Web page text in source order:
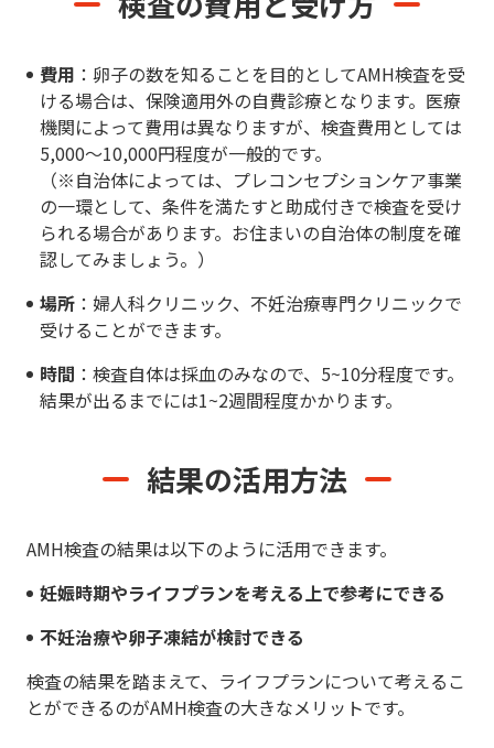
費用 ：卵子の数を知ることを目的としてAMH検査を受
ける場合は、保険適用外の自費診療となります。医療
機関によって費用は異なりますが、検査費用としては
5,000〜10,000円程度が一般的です。
（※自治体によっては、プレコンセプションケア事業
の一環として、条件を満たすと助成付きで検査を受け
られる場合があります。お住まいの自治体の制度を確
認してみましょう。）
場所 ：婦人科クリニック、不妊治療専門クリニックで
受けることができます。
時間 ：検査自体は採血のみなので、5~10分程度です。
結果が出るまでには1~2週間程度かかります。
結果の活用方法
AMH検査の結果は以下のように活用できます。
妊娠時期やライフプランを考える上で参考にできる
不妊治療や卵子凍結が検討できる
検査の結果を踏まえて、ライフプランについて考えるこ
とができるのがAMH検査の大きなメリットです。